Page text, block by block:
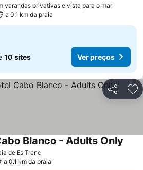
varandas privativas e vista para o marVer
a 0.1 km da praia
10 sites Ver preços
Partilhar
de Es Trenc
Blanco - Adults Only
a 0.1 km da praia